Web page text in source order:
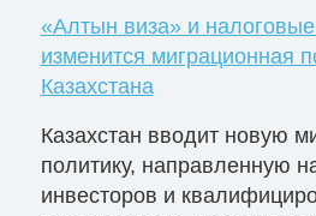
«Алтын виза» и налоговые
изменится миграционная
Казахстана
Казахстан вводит новую
политику, направленную
инвесторов и